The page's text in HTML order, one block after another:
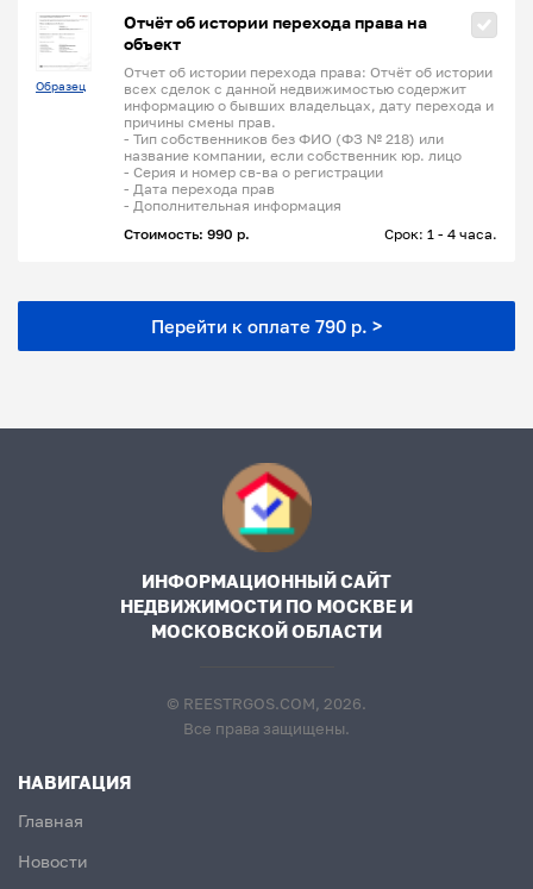
Образец
Отчёт об истории перехода права на
объект
Отчет об истории перехода права: Отчёт об истории
всех сделок с данной недвижимостью содержит
информацию о бывших владельцах, дату перехода и
причины смены прав.
- Тип собственников без ФИО (ФЗ № 218) или
название компании, если собственник юр. лицо
- Серия и номер св-ва о регистрации
- Дата перехода прав
- Дополнительная информация
Стоимость: 990 р.
Срок: 1 - 4 часа.
Перейти к оплате 790 р. >
ИНФОРМАЦИОННЫЙ САЙТ
НЕДВИЖИМОСТИ ПО МОСКВЕ И
МОСКОВСКОЙ ОБЛАСТИ
© REESTRGOS.COM, 2026.
Все права защищены.
НАВИГАЦИЯ
Главная
Новости